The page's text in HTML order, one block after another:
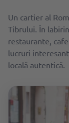
Un cartier al
Tibrului. În
restaurante,
lucruri
locală autentică.